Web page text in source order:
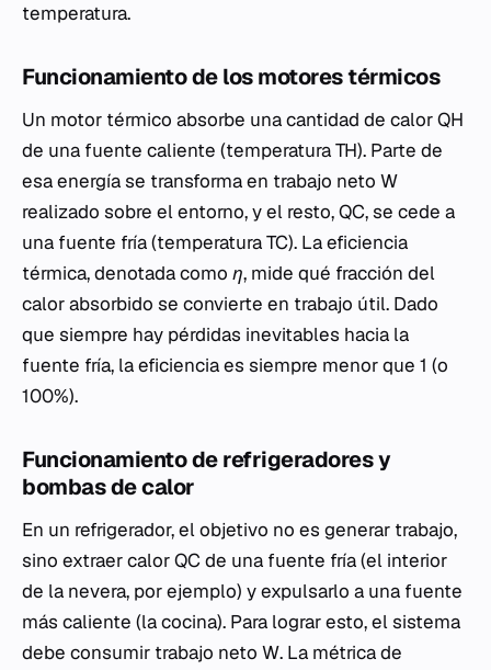
temperatura.
Funcionamiento de los motores térmicos
Un motor térmico absorbe una cantidad de calorQH
de una fuente caliente (temperaturaTH). Parte de
esa energía se transforma en trabajo neto W
realizado sobre el entorno, y el resto,QC, se cede a
una fuente fría (temperaturaTC). La eficiencia
térmica, denotada como η, mide qué fracción del
calor absorbido se convierte en trabajo útil. Dado
que siempre hay pérdidas inevitables hacia la
fuente fría, la eficiencia es siempre menor que 1 (o
100%).
Funcionamiento de refrigeradores y
bombas de calor
En un refrigerador, el objetivo no es generar trabajo,
sino extraer calorQCde una fuente fría (el interior
de la nevera, por ejemplo) y expulsarlo a una fuente
más caliente (la cocina). Para lograr esto, el sistema
debe consumir trabajo neto W. La métrica de